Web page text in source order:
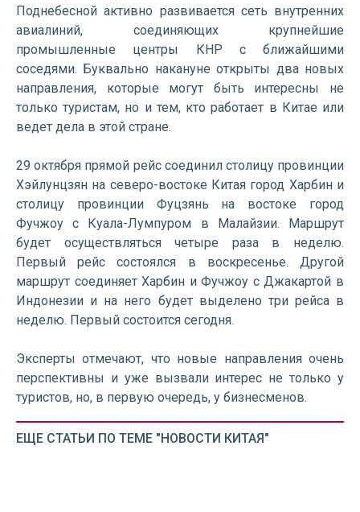
Поднебесной активно развивается сеть внутренних
авиалиний, соединяющих крупнейшие
промышленные центры КНР с ближайшими
соседями. Буквально накануне открыты два новых
направления, которые могут быть интересны не
только туристам, но и тем, кто работает в Китае или
ведет дела в этой стране.
29 октября прямой рейс соединил столицу провинции
Хэйлунцзян на северо-востоке Китая город Харбин и
столицу провинции Фуцзянь на востоке город
Фучжоу с Куала-Лумпуром в Малайзии. Маршрут
будет осуществляться четыре раза в неделю.
Первый рейс состоялся в воскресенье. Другой
маршрут соединяет Харбин и Фучжоу с Джакартой в
Индонезии и на него будет выделено три рейса в
неделю. Первый состоится сегодня.
Эксперты отмечают, что новые направления очень
перспективны и уже вызвали интерес не только у
туристов, но, в первую очередь, у бизнесменов.
ЕЩЕ СТАТЬИ ПО ТЕМЕ "НОВОСТИ КИТАЯ"